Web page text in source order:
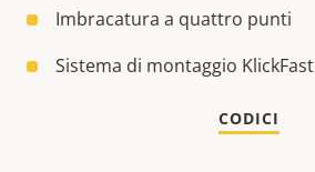
Imbracatura a quattro punti
Sistema di montaggio KlickFast
CODICI